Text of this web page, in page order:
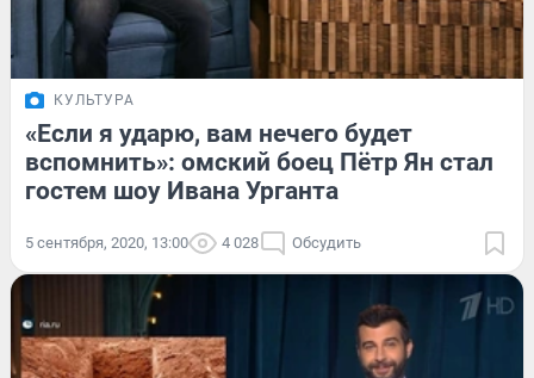
КУЛЬТУРА
«Если я ударю, вам нечего будет
вспомнить»: омский боец Пётр Ян стал
гостем шоу Ивана Урганта
5 сентября, 2020, 13:00 4 028 Обсудить